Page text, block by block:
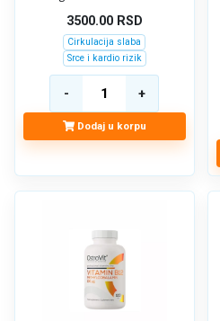
3500.00RSD
Cirkulacija slaba
Srce i kardio rizik
Dodaj u korpu